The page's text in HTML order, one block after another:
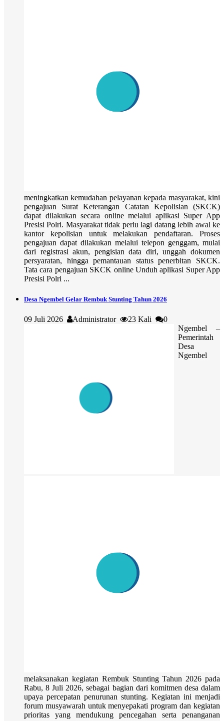
meningkatkan kemudahan pelayanan kepada masyarakat, kini
pengajuan Surat Keterangan Catatan Kepolisian (SKCK)
dapat dilakukan secara online melalui aplikasi Super App
Presisi Polri. Masyarakat tidak perlu lagi datang lebih awal ke
kantor kepolisian untuk melakukan pendaftaran. Proses
pengajuan dapat dilakukan melalui telepon genggam, mulai
dari registrasi akun, pengisian data diri, unggah dokumen
persyaratan, hingga pemantauan status penerbitan SKCK.
Tata cara pengajuan SKCK online Unduh aplikasi Super App
Presisi Polri ...
Desa Ngembel Gelar Rembuk Stunting Tahun 2026
09 Juli 2026 Administrator 23 Kali
0
Ngembel –
Pemerintah
Desa
Ngembel
melaksanakan kegiatan Rembuk Stunting Tahun 2026 pada
Rabu, 8 Juli 2026, sebagai bagian dari komitmen desa dalam
upaya percepatan penurunan stunting. Kegiatan ini menjadi
forum musyawarah untuk menyepakati program dan kegiatan
prioritas yang mendukung pencegahan serta penanganan